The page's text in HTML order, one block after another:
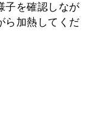
子を確認しなが
ら加熱してくだ